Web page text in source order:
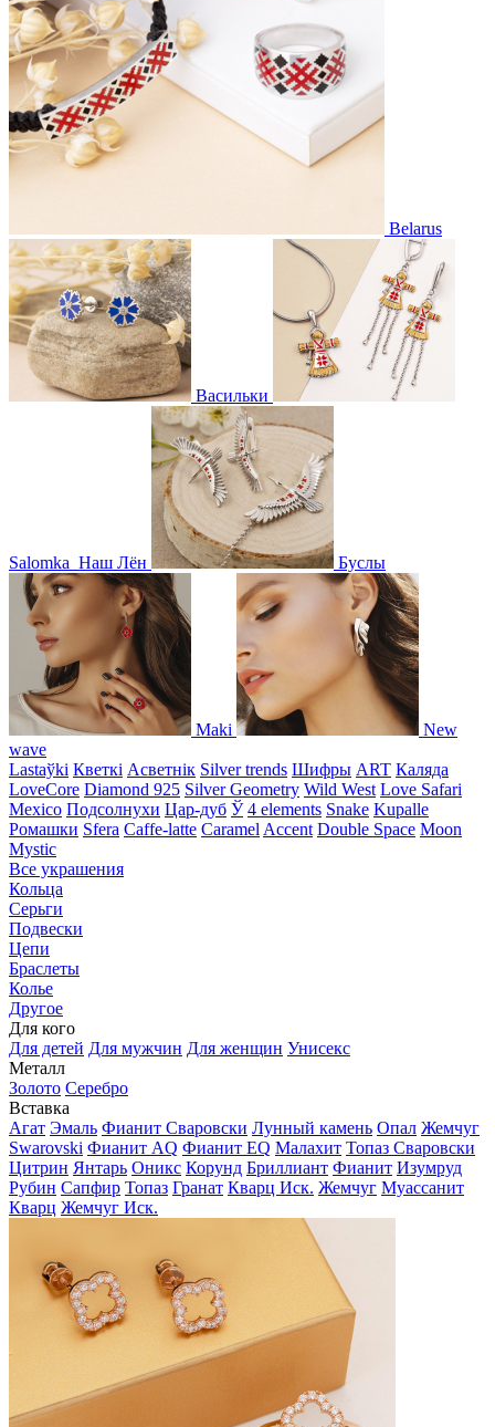
Belarus
Васильки
Salomka Наш Лён Буслы
Maki
New
wave
Lastaўki Кветкі Асветнiк Silver trends Шифры ART Каляда
LoveCore Diamond 925 Silver Geometry Wild West Love Safari
Mexico Подсолнухи Цар-дуб Ў 4 elements Snake Kupalle
Ромашки Sfera Caffe-latte Caramel Accent Double Space Moon
Mystic
Все украшения
Кольца
Серьги
Подвески
Цепи
Браслеты
Колье
Другое
Для кого
Для детей Для мужчин Для женщин Унисекс
Металл
Золото Серебро
Вставка
Агат Эмаль Фианит Сваровски Лунный камень Опал Жемчуг
Swarovski Фианит AQ Фианит EQ Малахит Топаз Сваровски
Цитрин Янтарь Оникс Корунд Бриллиант Фианит Изумруд
Рубин Сапфир Топаз Гранат Кварц Иск. Жемчуг Муассанит
Кварц Жемчуг Иск.